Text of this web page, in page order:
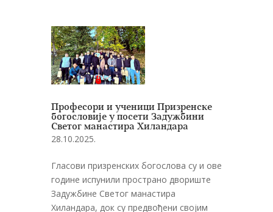
Професори и ученици Призренске
богословије у посети Задужбини
Светог манастира Хиландара
28.10.2025.
Гласови призренских богослова су и ове
године испунили пространо двориште
Задужбине Светог манастира
Хиландара, док су предвођени својим